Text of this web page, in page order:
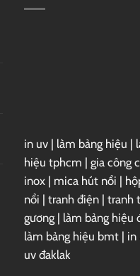
in uv | làm bảng hiệu |
hiệu tphcm | gia công
inox | mica hút nổi |
nổi | tranh điện | tranh
gương | làm bảng hiệu
làm bảng hiệu bmt | in
uv đaklak